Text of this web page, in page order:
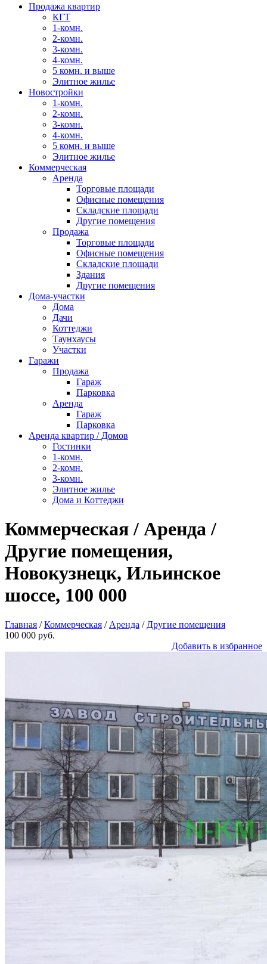
Продажа квартир
КГТ
1-комн.
2-комн.
3-комн.
4-комн.
5 комн. и выше
Элитное жилье
Новостройки
1-комн.
2-комн.
3-комн.
4-комн.
5 комн. и выше
Элитное жилье
Коммерческая
Аренда
Торговые площади
Офисные помещения
Складские площади
Другие помещения
Продажа
Торговые площади
Офисные помещения
Складские площади
Здания
Другие помещения
Дома-участки
Дома
Дачи
Коттеджи
Таунхаусы
Участки
Гаражи
Продажа
Гараж
Парковка
Аренда
Гараж
Парковка
Аренда квартир / Домов
Гостинки
1-комн.
2-комн.
3-комн.
Элитное жилье
Дома и Коттеджи
Коммерческая / Аренда /
Другие помещения,
Новокузнецк, Ильинское
шоссе, 100 000
Главная /Коммерческая / Аренда / Другие помещения
100 000 руб.
Добавить в избранное